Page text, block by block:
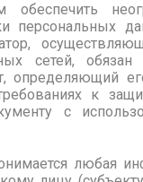
персональных
сетей,
определяющий
к
с
любая